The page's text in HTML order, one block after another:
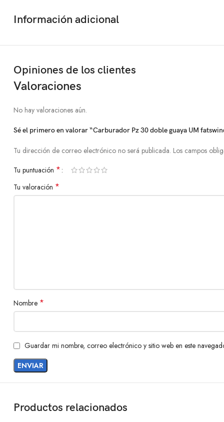
Información adicional
Opiniones de los clientes
Valoraciones
No hay valoraciones aún.
Sé el primero en valorar “Carburador Pz 30 doble guaya UM
Tu dirección de correo electrónico no será publicada. Los campos
Tu puntuación *
Tu valoración *
Nombre *
Guardar mi nombre, correo electrónico y sitio web en este
Productos relacionados